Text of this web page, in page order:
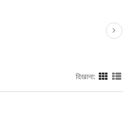
दिखाना: